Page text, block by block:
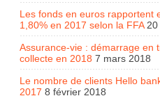
Les fonds en euros rapportent
1,80% en 2017 selon la FFA
Assurance-vie : démarrage en
collecte en 2018 7 mars 2018
Le nombre de clients Hello
2017 8 février 2018